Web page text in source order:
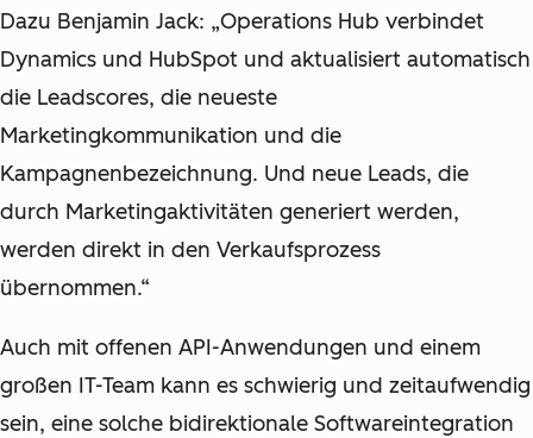
Dazu Benjamin Jack: „Operations Hub verbindet
Dynamics und HubSpot und aktualisiert automatisch
die Leadscores, die neueste
Marketingkommunikation und die
Kampagnenbezeichnung. Und neue Leads, die
durch Marketingaktivitäten generiert werden,
werden direkt in den Verkaufsprozess
übernommen.“
Auch mit offenen API-Anwendungen und einem
großen IT-Team kann es schwierig und zeitaufwendig
sein, eine solche bidirektionale Softwareintegration